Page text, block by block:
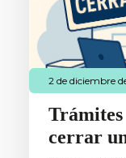
2 de diciembre
cerrar